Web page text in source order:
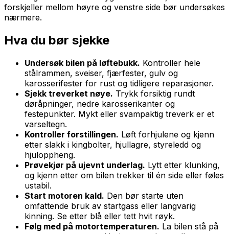
forskjeller mellom høyre og venstre side bør undersøkes
nærmere.
Hva du bør sjekke
Undersøk bilen på løftebukk. Kontroller hele
stålrammen, sveiser, fjærfester, gulv og
karosserifester for rust og tidligere reparasjoner.
Sjekk treverket nøye. Trykk forsiktig rundt
døråpninger, nedre karosserikanter og
festepunkter. Mykt eller svampaktig treverk er et
varseltegn.
Kontroller forstillingen. Løft forhjulene og kjenn
etter slakk i kingbolter, hjullagre, styreledd og
hjuloppheng.
Prøvekjør på ujevnt underlag. Lytt etter klunking,
og kjenn etter om bilen trekker til én side eller føles
ustabil.
Start motoren kald. Den bør starte uten
omfattende bruk av startgass eller langvarig
kinning. Se etter blå eller tett hvit røyk.
Følg med på motortemperaturen. La bilen stå på